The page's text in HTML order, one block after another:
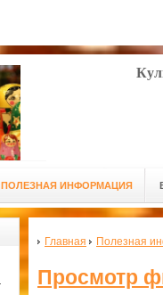
ПОЛЕЗНАЯ ИНФОРМАЦИЯ
Главная Полезная
Просмотр